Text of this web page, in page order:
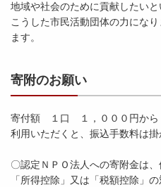
地域や社会のために貢献したい
こうした市民活動団体の力にな
ます。
寄附のお願い
寄付額 １口 １，０００円から
利用いただくと、振込手数料は掛
〇認定ＮＰＯ法人への寄附金は
「所得控除」又は「税額控除」